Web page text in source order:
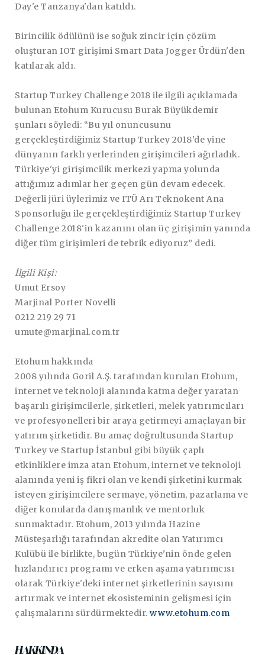
Day'e Tanzanya'dan katıldı.
Birincilik ödülünü ise soğuk zincir için çözüm
oluşturan IOT girişimi Smart Data Jogger Ürdün'den
katılarak aldı.
Startup Turkey Challenge 2018 ile ilgili açıklamada
bulunan Etohum Kurucusu Burak Büyükdemir
şunları söyledi: “Bu yıl onuncusunu
gerçekleştirdiğimiz Startup Turkey 2018'de yine
dünyanın farklı yerlerinden girişimcileri ağırladık.
Türkiye'yi girişimcilik merkezi yapma yolunda
attığımız adımlar her geçen gün devam edecek.
Değerli jüri üylerimiz ve ITÜ Arı Teknokent Ana
Sponsorluğu ile gerçekleştirdiğimiz Startup Turkey
Challenge 2018'in kazanını olan üç girişimin yanında
diğer tüm girişimleri de tebrik ediyoruz” dedi.
İlgili Kişi:
Umut Ersoy
Marjinal Porter Novelli
0212 219 29 71
umute@marjinal.com.tr
Etohum hakkında
2008 yılında Goril A.Ş. tarafından kurulan Etohum,
internet ve teknoloji alanında katma değer yaratan
başarılı girişimcilerle, şirketleri, melek yatırımcıları
ve profesyonelleri bir araya getirmeyi amaçlayan bir
yatırım şirketidir. Bu amaç doğrultusunda Startup
Turkey ve Startup İstanbul gibi büyük çaplı
etkinliklere imza atan Etohum, internet ve teknoloji
alanında yeni iş fikri olan ve kendi şirketini kurmak
isteyen girişimcilere sermaye, yönetim, pazarlama ve
diğer konularda danışmanlık ve mentorluk
sunmaktadır. Etohum, 2013 yılında Hazine
Müsteşarlığı tarafından akredite olan Yatırımcı
Kulübü ile birlikte, bugün Türkiye'nin önde gelen
hızlandırıcı programı ve erken aşama yatırımcısı
olarak Türkiye'deki internet şirketlerinin sayısını
artırmak ve internet ekosisteminin gelişmesi için
çalışmalarını sürdürmektedir. www.etohum.com
HAKKINDA